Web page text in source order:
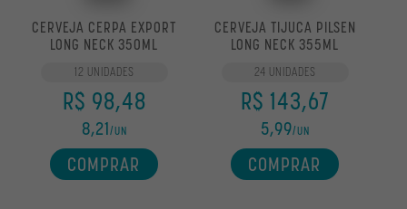
CERVEJA CERPA EXPORT
LONG NECK 350ML
12 UNIDADES
R$ 98,48
8,21/UN
COMPRAR
CERVEJA TIJUCA PILSEN
LONG NECK 355ML
24 UNIDADES
R$ 143,67
5,99/UN
COMPRAR